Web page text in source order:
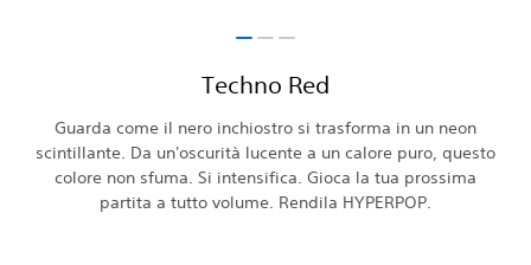
Techno Red
Guarda come il nero inchiostro si trasforma in un neon
scintillante. Da un'oscurità lucente a un calore puro, questo
colore non sfuma. Si intensifica. Gioca la tua prossima
partita a tutto volume. Rendila HYPERPOP.